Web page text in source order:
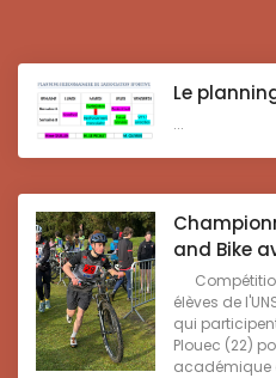
Le
...
and Bike
élèves de
qui
Plouec (22)
académique